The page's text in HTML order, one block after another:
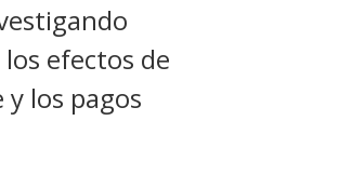
efectos de
los pagos